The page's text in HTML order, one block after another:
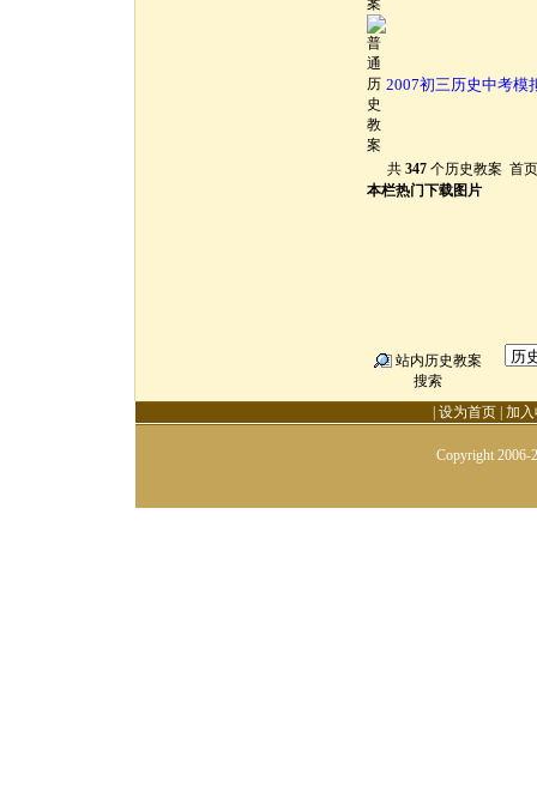
2007初三历史中考模
共 347个历史教案 首
本栏热门下载图片
站内历史教案
搜索
设为首页 加
Copyright